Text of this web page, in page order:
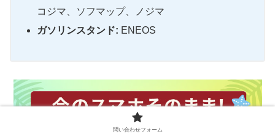
コジマ、ソフマップ、ノジマ
ガソリンスタンド: ENEOS
問い合わせフォーム